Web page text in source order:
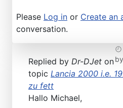
Please Log in or Create an
conversation.
by
Replied by Dr-DJet on
topic Lancia 2000 i.e.
zu fett
Hallo Michael,